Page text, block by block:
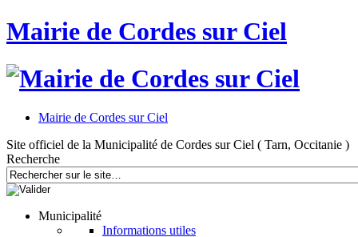
Mairie de Cordes sur Ciel
Mairie de Cordes sur Ciel
Site officiel de la Municipalité de Cordes sur Ciel ( Tarn, Occitanie )
Recherche
Municipalité
Informations utiles